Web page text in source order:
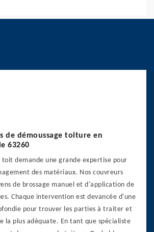
de démoussage toiture en
63260
toit demande une grande expertise pour
des matériaux. Nos couvreurs
de brossage manuel et d'application de
Chaque intervention est devancée d'une
pour trouver les parties à traiter et
la plus adéquate. En tant que spécialiste